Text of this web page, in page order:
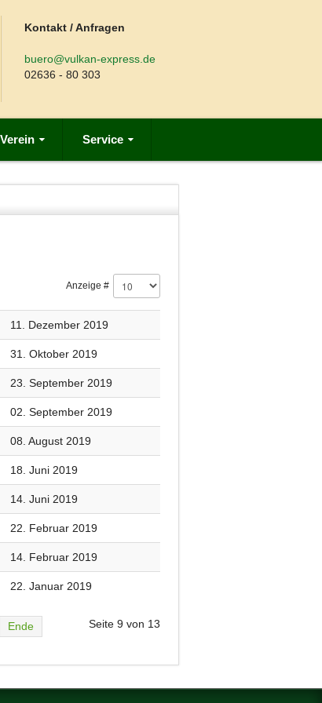
Kontakt / Anfragen
buero@vulkan-express.de
02636 - 80 303
Verein Service
Anzeige #
11. Dezember 2019
31. Oktober 2019
23. September 2019
02. September 2019
08. August 2019
18. Juni 2019
14. Juni 2019
22. Februar 2019
14. Februar 2019
22. Januar 2019
Seite 9 von 13
Ende